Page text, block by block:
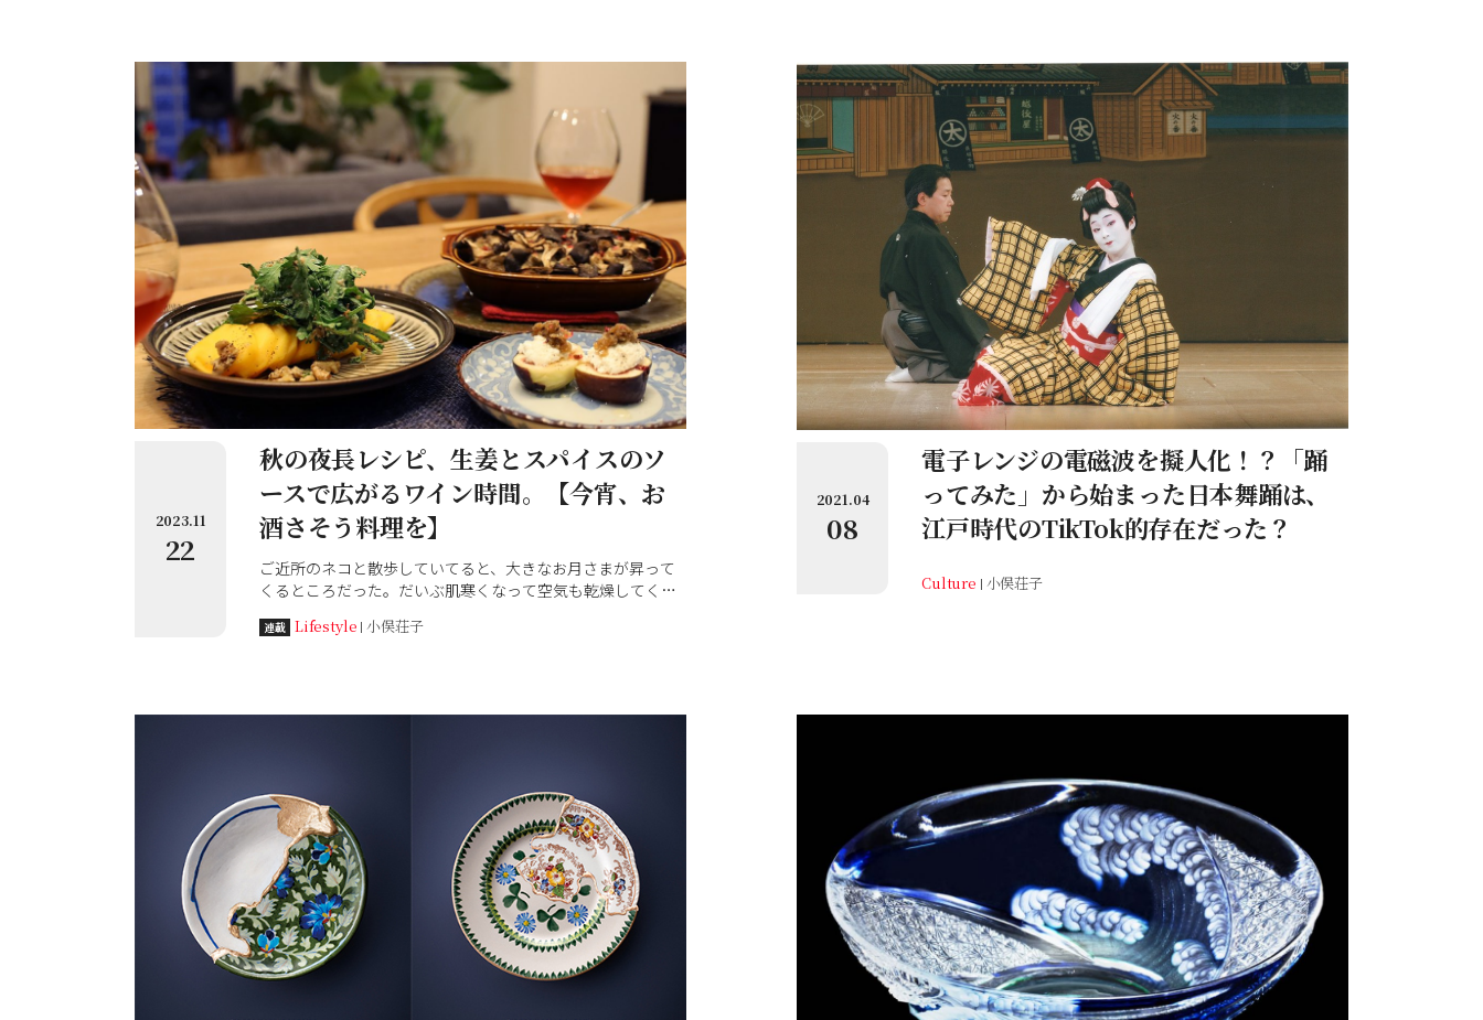
2023.11
22
秋の夜長レシピ、生姜とスパイスのソ
ースで広がるワイン時間。【今宵、お
酒さそう料理を】
ご近所のネコと散歩していてると、大きなお月さまが昇って
くるところだった。だいぶ肌寒くなって空気も乾燥してくる
りたくなる。夜長にワインと何か......美味しいものを食べた
連載 Lifestyle 小俣荘子
2021.04
08
電子レンジの電磁波を擬人化！？「踊
ってみた」から始まった日本舞踊は、
江戸時代のTikTok的存在だった？
Culture 小俣荘子